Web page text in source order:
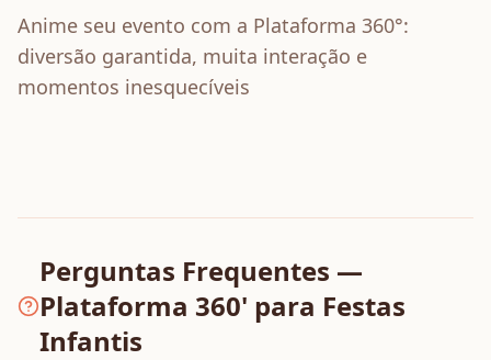
Anime seu evento com a Plataforma 360°:
diversão garantida, muita interação e
momentos inesquecíveis
Perguntas Frequentes —
Plataforma 360' para Festas
Infantis